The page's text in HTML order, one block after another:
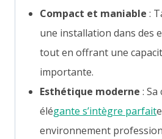
Compact et maniable :
une installation dans des
tout en offrant une
importante.
Esthétique moderne :
élégante s’intègre parfait
environnement